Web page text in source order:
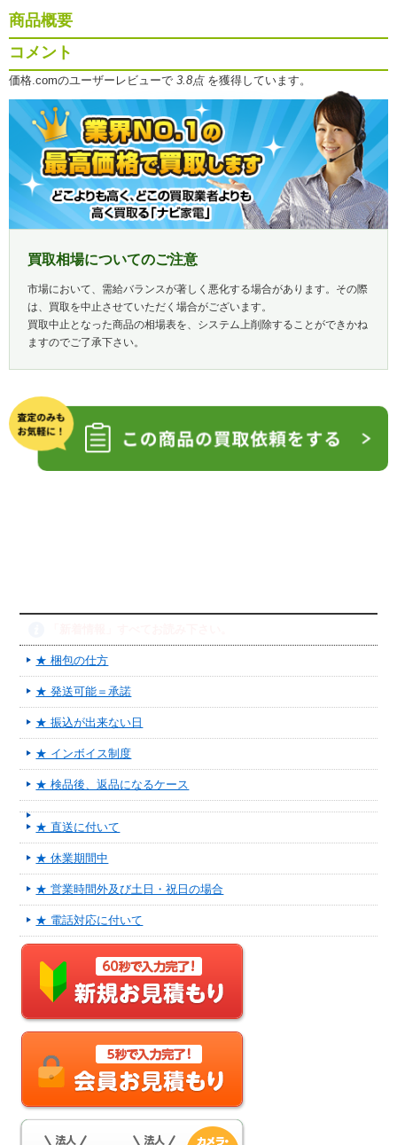
商品概要
コメント
価格.comのユーザーレビューで 3.8点を獲得しています。
買取相場についてのご注意
市場において、需給バランスが著しく悪化する場合があります。その際
は、買取を中止させていただく場合がございます。
買取中止となった商品の相場表を、システム上削除することができかね
ますのでご了承下さい。
★ 梱包の仕方
★ 発送可能＝承諾
★ 振込が出来ない日
★ インボイス制度
★ 検品後、返品になるケース
★ 直送に付いて
★ 休業期間中
★ 営業時間外及び土日・祝日の場合
★ 電話対応に付いて